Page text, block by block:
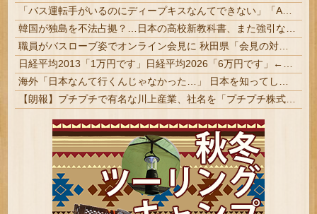
「バス運転手がいるのにディープキスなんてできない」「Aさんの供述には矛盾点」元ジャンポケ斉藤慎二側が主張した「同意があった」理由
韓国が独島を不法占拠？…日本の高校新教科書、また強引な主張＝韓国の反応
職員がバスローブ姿でオンライン会見に 秋田県「会見の対応に問題があった」
日経平均2013「1万円です」日経平均2026「6万円です」←これは年収爆上がりしたんやろなぁ・・・
海外「日本なんて行くんじゃなかった…」 日本を知ってしまったディズニー信者、帰国後『本家』に失望する事態に
【朗報】プチプチで有名な川上産業、社名を「プチプチ株式会社」に変更ｗｗｗｗｗ